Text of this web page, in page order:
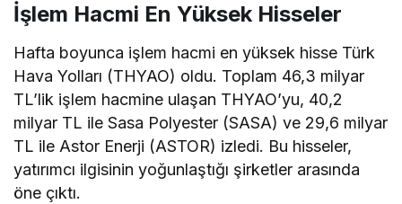
İşlem Hacmi En Yüksek Hisseler
Hafta boyunca işlem hacmi en yüksek hisse Türk
Hava Yolları (THYAO) oldu. Toplam 46,3 milyar
TL’lik işlem hacmine ulaşan THYAO’yu, 40,2
milyar TL ile Sasa Polyester (SASA) ve 29,6 milyar
TL ile Astor Enerji (ASTOR) izledi. Bu hisseler,
yatırımcı ilgisinin yoğunlaştığı şirketler arasında
öne çıktı.